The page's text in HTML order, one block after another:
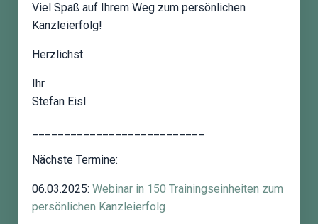
Viel Spaß auf Ihrem Weg zum persönlichen
Kanzleierfolg!
Herzlichst
Ihr
Stefan Eisl
Nächste Termine:
06.03.2025: Webinar in 150 Trainingseinheiten zum
persönlichen Kanzleierfolg